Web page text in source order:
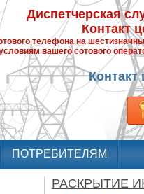
Диспетчерская
Контакт
телефона на
вашего сотового
Контакт
ПОТРЕБИТЕЛЯМ
РАСКРЫТИЕ